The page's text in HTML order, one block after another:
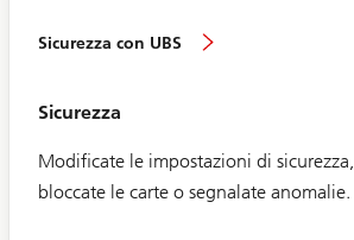
Sicurezza
Modificate le impostazioni di sicurezza,
bloccate le carte o segnalate anomalie.
Sicurezza con UBS